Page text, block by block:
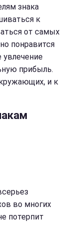
знака
к
от самых
понравится
увлечение
прибыль.
и к
во многих
потерпит